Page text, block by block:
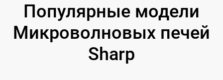
Популярные модели
Микроволновых печей
Sharp